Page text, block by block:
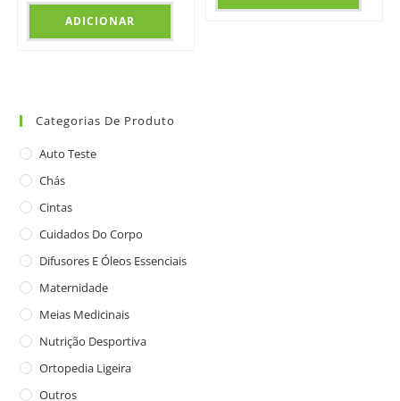
ADICIONAR
Categorias De Produto
Auto Teste
Chás
Cintas
Cuidados Do Corpo
Difusores E Óleos Essenciais
Maternidade
Meias Medicinais
Nutrição Desportiva
Ortopedia Ligeira
Outros